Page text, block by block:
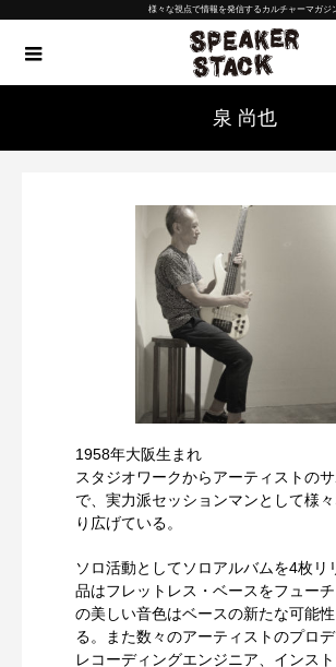
様々な視点で情報を発信するカルチャーマガジ
泉 尚也
1958年大阪生まれ
スタジオワークからアーティストの
で、実力派セッションマンとして様
り広げている。
ソロ活動としてソロアルバムを4枚リ
品はフレットレス・ベースをフュー
の美しい音色はベースの新たな可能
る。また数々のアーティストのプロデ
レコーディングエンジニア、インス